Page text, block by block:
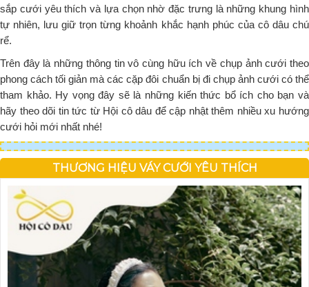
sắp cưới yêu thích và lựa chọn nhờ đặc trưng là những khung hình
tự nhiên, lưu giữ trọn từng khoảnh khắc hạnh phúc của cô dâu chú
rể.
Trên đây là những thông tin vô cùng hữu ích về chụp ảnh cưới theo
phong cách tối giản mà các cặp đôi chuẩn bị đi chụp ảnh cưới có thể
tham khảo. Hy vọng đây sẽ là những kiến thức bổ ích cho bạn và
hãy theo dõi tin tức từ Hội cô dâu để cập nhật thêm nhiều xu hướng
cưới hỏi mới nhất nhé!
THƯƠNG HIỆU VÁY CƯỚI YÊU THÍCH